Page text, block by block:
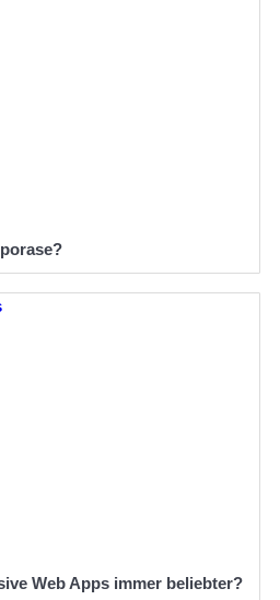
Web Apps immer beliebter?